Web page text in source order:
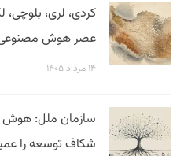
کردی، لری، بلوچی،
عصر هوش مصنوعی
۱۴ مرداد ۱۴۰۵
سازمان ملل: هوش
شکاف توسعه را